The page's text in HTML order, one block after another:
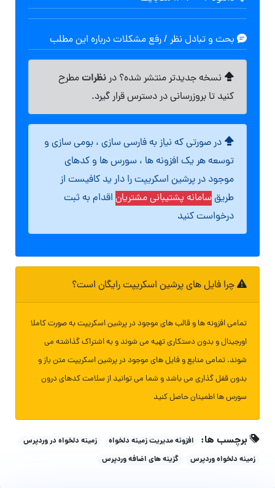
بحث و تبادل نظر / رفع مشکلات درباره این مطلب
نسخه جدیدتر منتشر شده؟ درنظراتمطرح
کنید تا بروزرسانی در دسترس قرار گیرد.
در صورتی که نیاز به فارسی سازی ، بومی سازی و
توسعه هر یک افزونه ها ، سورس ها و کدهای
موجود در پرشین اسکریپت را دار ید کافیست از
طریقسامانه پشتیبانی مشتریان اقدام به ثبت
درخواست کنید
چرا فایل های پرشین اسکریپت رایگان است؟
تمامی افزونه ها و قالب های موجود در پرشین اسکریپت به صورت کاملا
اورجینال و بدون دستکاری تهیه می شوند و به اشتراک گذاشته می
شوند. تمامی منابع و فایل های موجود در پرشین اسکریپت متن باز و
بدون قفل گذاری می باشد و شما می توانید از سلامت کدهای درون
سورس ها اطمینان حاصل کنید
برچسب ها: افزونه مدیریت زمینه دلخواه
زمینه دلخواه در وردپرس
زمینه دلخواه وردپرس
گزینه های اضافه وردپرس